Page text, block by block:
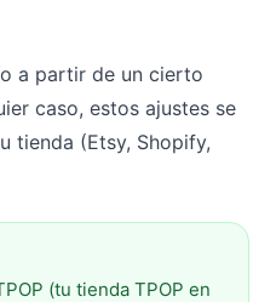
a partir de un cierto
caso, estos ajustes se
tienda (Etsy, Shopify,
(tu tienda TPOP en